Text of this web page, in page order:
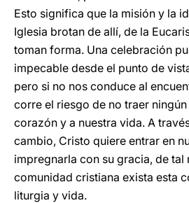
Esto significa que la misión y la
Iglesia brotan de allí, de la
toman forma. Una celebración
impecable desde el punto de
pero si no nos conduce al
corre el riesgo de no traer
corazón y a nuestra vida. A
cambio, Cristo quiere entrar en
impregnarla con su gracia, de tal
comunidad cristiana exista esta
liturgia y vida.